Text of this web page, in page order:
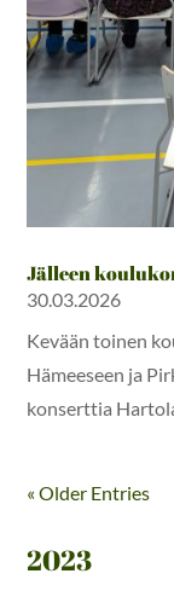
Jälleen
30.03.2026
Kevään toinen
Hämeeseen ja
konserttia
« Older Entries
2023